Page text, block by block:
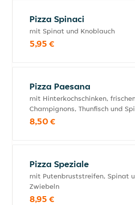
Pizza Spinaci
mit Spinat und Knoblauch
5,95 €
Pizza Paesana
mit Hinterkochschinken,
Champignons, Thunfisch und
8,50 €
Pizza Speziale
mit Putenbruststreifen, Spinat
Zwiebeln
8,95 €